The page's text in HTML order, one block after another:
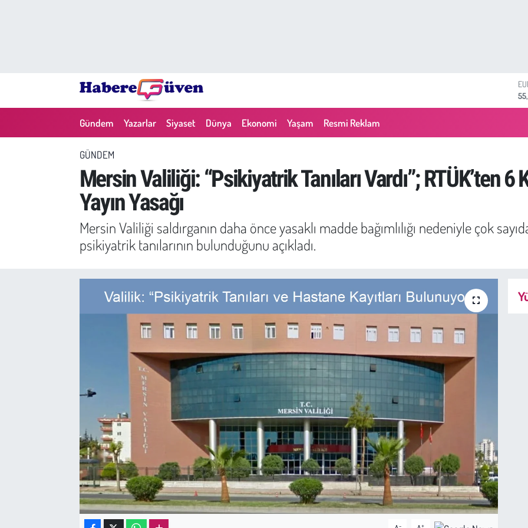
Gündem Yazarlar Siyaset Dünya Ekonomi Yaşam Resmi Reklam
GÜNDEM
Mersin Valiliği: “Psikiyatrik Tanıları Vardı”; RTÜK’ten 6
Yayın Yasağı
Mersin Valiliği saldırganın daha önce yasaklı madde bağımlılığı nedeniyle çok
psikiyatrik tanılarının bulunduğunu açıkladı.
- +
Siyaset
Yerel Haberler
Kültür Sanat
Bilim - Teknoloji
İnsan Hakları
Hayvan Hakları
Süper Lig Puan Durumu ve Fikstür
Son Dakika Haberleri